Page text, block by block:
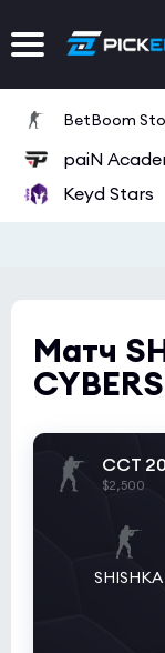
BetBoom
paiN
Keyd Stars
Матч
CCT
$2,500
SHISHKA